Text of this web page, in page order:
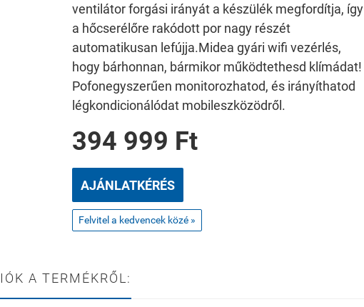
ventilátor forgási irányát a készülék megfordítja, így
a hőcserélőre rakódott por nagy részét
automatikusan lefújja.Midea gyári wifi vezérlés,
hogy bárhonnan, bármikor működtethesd klímádat!
Pofonegyszerűen monitorozhatod, és irányíthatod
légkondicionálódat mobileszközödről.
394 999 Ft
AJÁNLATKÉRÉS
Felvitel a kedvencek közé »
A TERMÉKRŐL: